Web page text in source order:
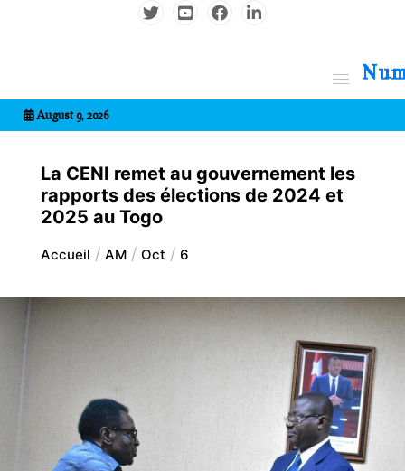
August 9, 2026
La CENI remet au gouvernement les
rapports des élections de 2024 et
2025 au Togo
Accueil AM Oct 6